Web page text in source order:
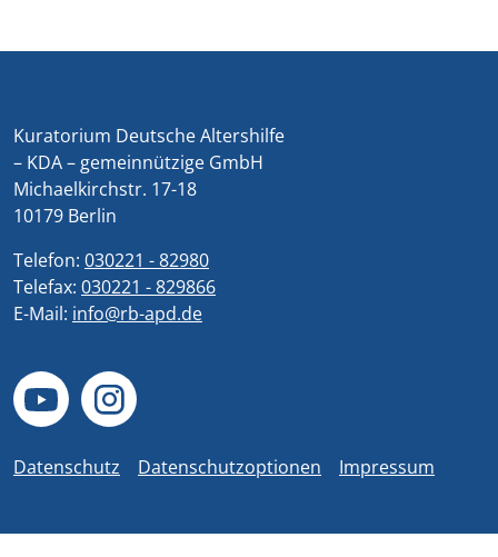
Kuratorium Deutsche Altershilfe
– KDA – gemeinnützige GmbH
Michaelkirchstr. 17-18
10179 Berlin
Telefon: 030221 - 82980
Telefax: 030221 - 829866
E-Mail: info@rb-apd.de
Datenschutz Datenschutzoptionen Impressum